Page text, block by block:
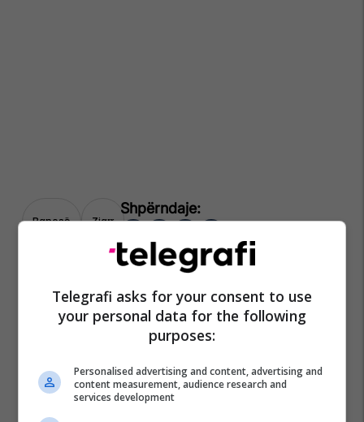
Banesë Zjarr
Telegrafi asks for your consent to use
your personal data for the following
purposes:
Personalised advertising and content, advertising and
content measurement, audience research and
services development